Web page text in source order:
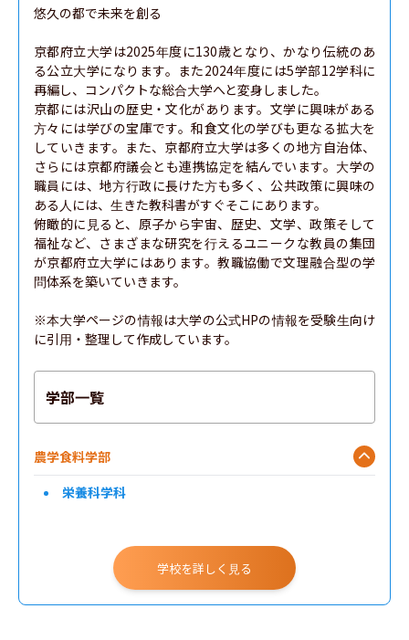
悠久の都で未来を創る
京都府立大学は2025年度に130歳となり、かなり伝統のあ
る公立大学になります。また2024年度には5学部12学科に
再編し、コンパクトな総合大学へと変身しました。
京都には沢山の歴史・文化があります。文学に興味がある
方々には学びの宝庫です。和食文化の学びも更なる拡大を
していきます。また、京都府立大学は多くの地方自治体、
さらには京都府議会とも連携協定を結んでいます。大学の
職員には、地方行政に長けた方も多く、公共政策に興味の
ある人には、生きた教科書がすぐそこにあります。
俯瞰的に見ると、原子から宇宙、歴史、文学、政策そして
福祉など、さまざまな研究を行えるユニークな教員の集団
が京都府立大学にはあります。教職協働で文理融合型の学
問体系を築いていきます。
※本大学ページの情報は大学の公式HPの情報を受験生向け
に引用・整理して作成しています。
学部一覧
農学食料学部
栄養科学科
学校を詳しく見る